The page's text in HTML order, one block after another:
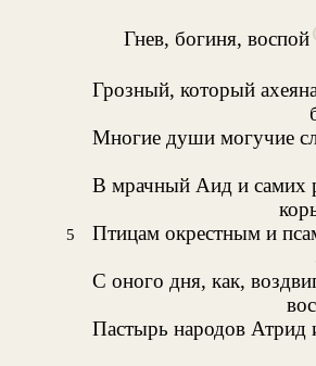
Гнев, богиня, воспой
Грозный, который
Многие души могучие
В мрачный Аид и самих
5
Птицам окрестным и
С оного дня, как,
Пастырь народов Атрид